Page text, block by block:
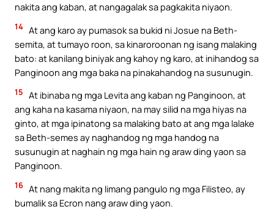
nakita ang kaban, at nangagalak sa pagkakita niyaon.
14 At ang karo ay pumasok sa bukid ni Josue na Beth-
semita, at tumayo roon, sa kinaroroonan ng isang malaking
bato: at kanilang biniyak ang kahoy ng karo, at inihandog sa
Panginoon ang mga baka na pinakahandog na susunugin.
15 At ibinaba ng mga Levita ang kaban ng Panginoon, at
ang kaha na kasama niyaon, na may silid na mga hiyas na
ginto, at mga ipinatong sa malaking bato at ang mga lalake
sa Beth-semes ay naghandog ng mga handog na
susunugin at naghain ng mga hain ng araw ding yaon sa
Panginoon.
16 At nang makita ng limang pangulo ng mga Filisteo, ay
bumalik sa Ecron nang araw ding yaon.